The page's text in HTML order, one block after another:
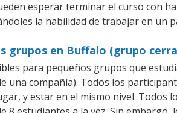
esperar terminar el curso con
la habilidad de trabajar en un
grupos en Buffalo (grupo
para pequeños grupos que
compañía). Todos los
y estar en el mismo nivel.